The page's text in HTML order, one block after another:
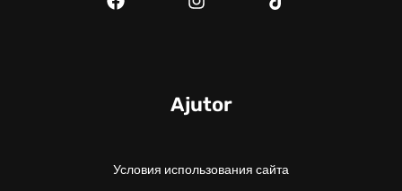
Ajutor
Условия использования сайта